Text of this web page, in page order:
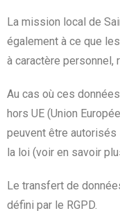
La mission local de
également à ce que
à caractère personnel,
Au cas où ces
hors UE (Union
peuvent être
la loi (voir en savoir
Le transfert de
défini par le RGPD.